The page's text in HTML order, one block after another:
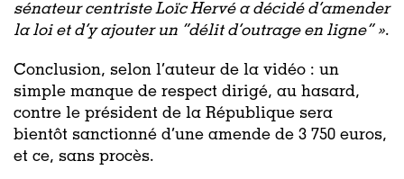
sénateur centriste Loïc Hervé a décidé d’amender
la loi et d’y ajouter un “délit d’outrage en ligne” ».
Conclusion, selon l’auteur de la vidéo : un
simple manque de respect dirigé, au hasard,
contre le président de la République sera
bientôt sanctionné d’une amende de 3 750 euros,
et ce, sans procès.